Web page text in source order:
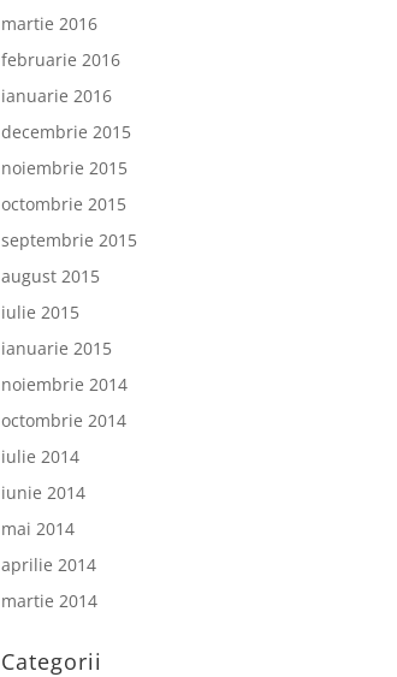
martie 2016
februarie 2016
ianuarie 2016
decembrie 2015
noiembrie 2015
octombrie 2015
septembrie 2015
august 2015
iulie 2015
ianuarie 2015
noiembrie 2014
octombrie 2014
iulie 2014
iunie 2014
mai 2014
aprilie 2014
martie 2014
Categorii